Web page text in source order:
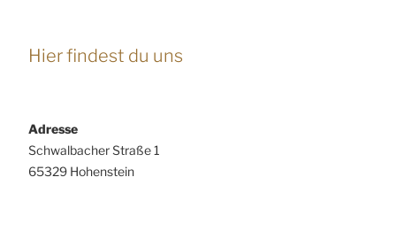
Hier findest du uns
Adresse
Schwalbacher Straße 1
65329 Hohenstein